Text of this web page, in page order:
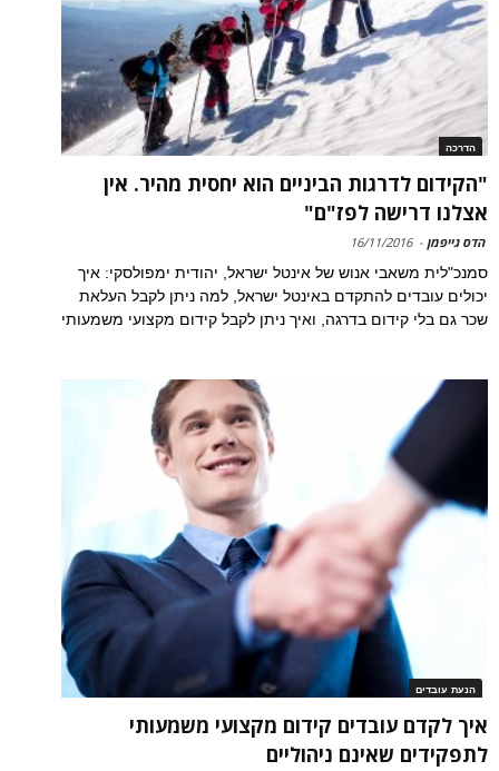
הדרכה
"הקידום לדרגות הביניים הוא יחסית מהיר. אין
אצלנו דרישה לפז"ם"
הדס גייפמן -
16/11/2016
סמנכ"לית משאבי אנוש של אינטל ישראל, יהודית ימפולסקי: איך
יכולים עובדים להתקדם באינטל ישראל, למה ניתן לקבל העלאת
שכר גם בלי קידום בדרגה, ואיך ניתן לקבל קידום מקצועי משמעותי
הנעת עובדים
איך לקדם עובדים קידום מקצועי משמעותי
לתפקידים שאינם ניהוליים